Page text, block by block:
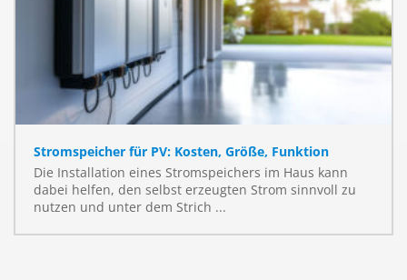
Stromspeicher für PV: Kosten, Größe, Funktion
Die Installation eines Stromspeichers im Haus kann
dabei helfen, den selbst erzeugten Strom sinnvoll zu
nutzen und unter dem Strich ...